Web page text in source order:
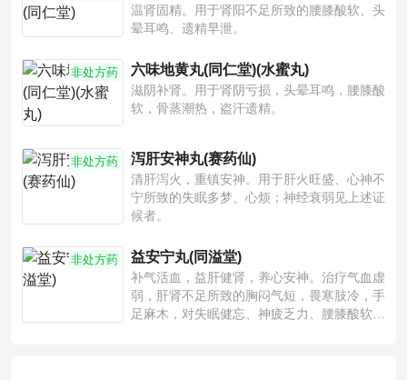
温肾固精。用于肾阳不足所致的腰膝酸软、头
晕耳鸣、遗精早泄。
非处方药 六味地黄丸(同仁堂)(水蜜丸)
滋阴补肾。用于肾阴亏损，头晕耳鸣，腰膝酸
软，骨蒸潮热，盗汗遗精。
非处方药 泻肝安神丸(赛药仙)
清肝泻火，重镇安神。用于肝火旺盛、心神不
宁所致的失眠多梦、心烦；神经衰弱见上述证
候者。
非处方药 益安宁丸(同溢堂)
补气活血，益肝健肾，养心安神。治疗气血虚
弱，肝肾不足所致的胸闷气短，畏寒肢冷，手
足麻木，对失眠健忘、神疲乏力、腰膝酸软也